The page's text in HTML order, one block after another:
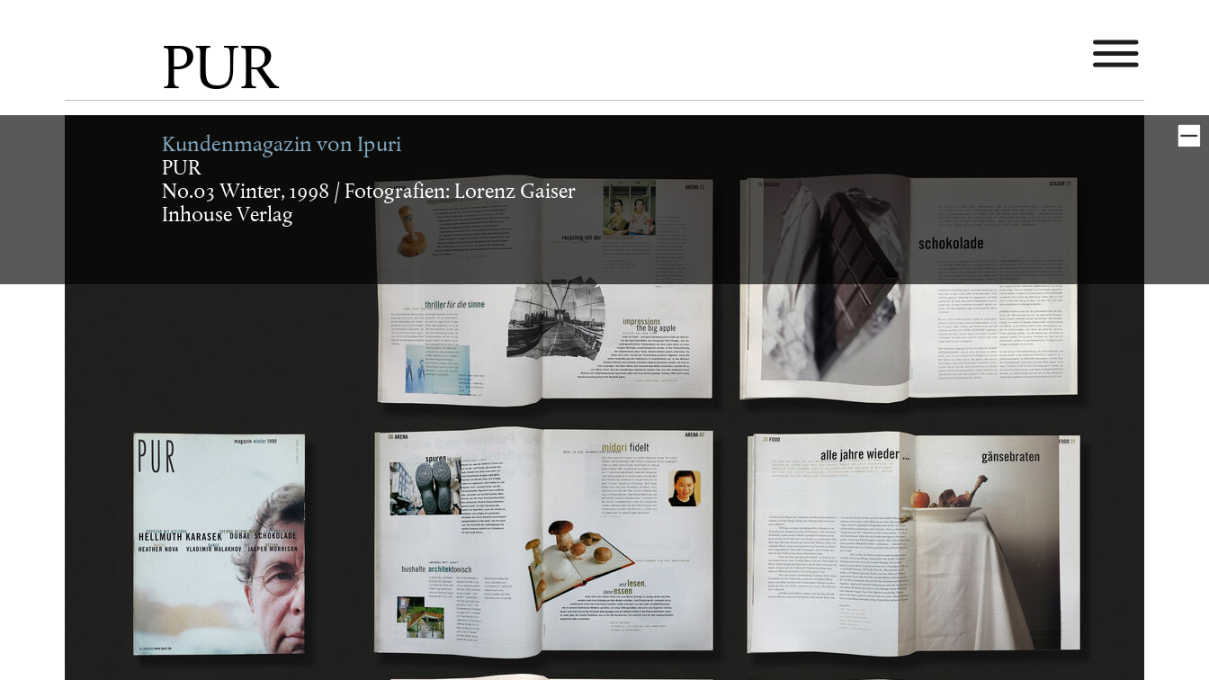
aktuell
künstler
museum/galerie
digital
identity
plakat
PUR
Kundenmagazin von Ipuri
PUR
No.03 Winter, 1998 / Fotografien: Lorenz Gaiser
Inhouse Verlag